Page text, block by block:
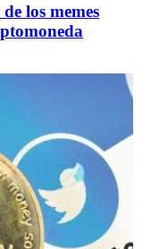
los memes